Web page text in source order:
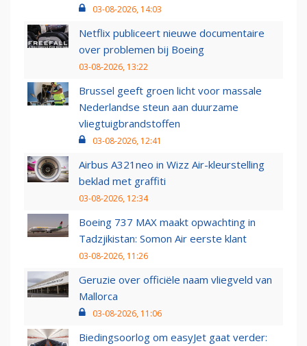
03-08-2026, 14:03
Netflix publiceert nieuwe documentaire
over problemen bij Boeing
03-08-2026, 13:22
Brussel geeft groen licht voor massale
Nederlandse steun aan duurzame
vliegtuigbrandstoffen
03-08-2026, 12:41
Airbus A321neo in Wizz Air-kleurstelling
beklad met graffiti
03-08-2026, 12:34
Boeing 737 MAX maakt opwachting in
Tadzjikistan: Somon Air eerste klant
03-08-2026, 11:26
Geruzie over officiële naam vliegveld van
Mallorca
03-08-2026, 11:06
Biedingsoorlog om easyJet gaat verder: